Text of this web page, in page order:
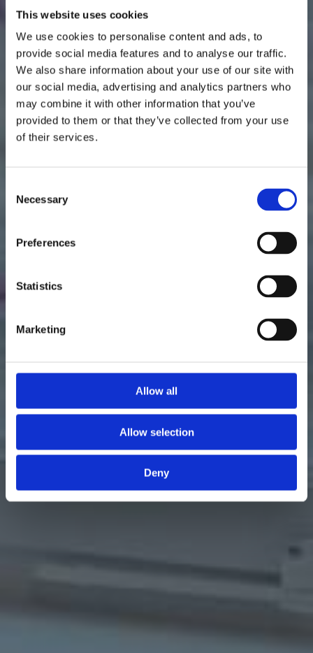
This website uses cookies
We use cookies to personalise content and ads, to
provide social media features and to analyse our traffic.
We also share information about your use of our site with
our social media, advertising and analytics partners who
may combine it with other information that you’ve
provided to them or that they’ve collected from your use
of their services.
Selection
Necessary
Preferences
Statistics
Marketing
Allow all
Allow selection
Deny
LOEA KIROPRAKTIK AB
Rehabilitering
När du besöker oss får du hjälp med att